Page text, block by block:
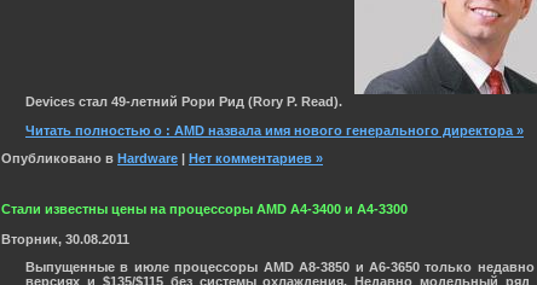
Devices стал 49-летний Рори Рид (Rory P. Read).
Читать полностью о : AMD назвала имя нового генерального директора »
Опубликовано в Hardware | Нет комментариев »
Стали известны цены на процессоры AMD A4-3400 и A4-3300
Вторник, 30.08.2011
Выпущенные в июле процессоры AMD A8-3850 и A6-3650 только
версиях и $135/$115 без системы охлаждения. Недавно модельный